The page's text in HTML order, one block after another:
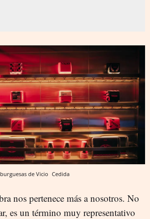
de Vicio Cedida
nos pertenece más a nosotros. No
es un término muy representativo